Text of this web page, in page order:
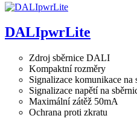
DALIpwrLite
Zdroj sběrnice DALI
Kompaktní rozměry
Signalizace komunikace na
Signalizace napětí na
Maximální zátěž 50mA
Ochrana proti zkratu